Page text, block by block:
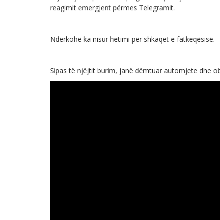
reagimit emergjent përmes Telegramit.
Ndërkohë ka nisur hetimi për shkaqet e fatkeqësisë.
Sipas të njëjtit burim, janë dëmtuar automjete dhe